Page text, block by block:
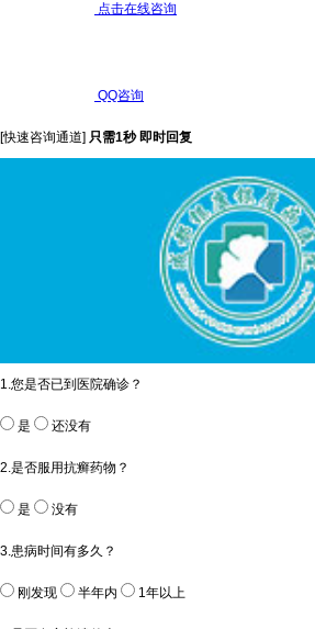
点击在线咨询
QQ咨询
[快速咨询通道] 只需1秒 即时回复
1.您是否已到医院确诊？
是 还没有
2.是否服用抗癣药物？
是 没有
3.患病时间有多久？
刚发现 半年内 1年以上